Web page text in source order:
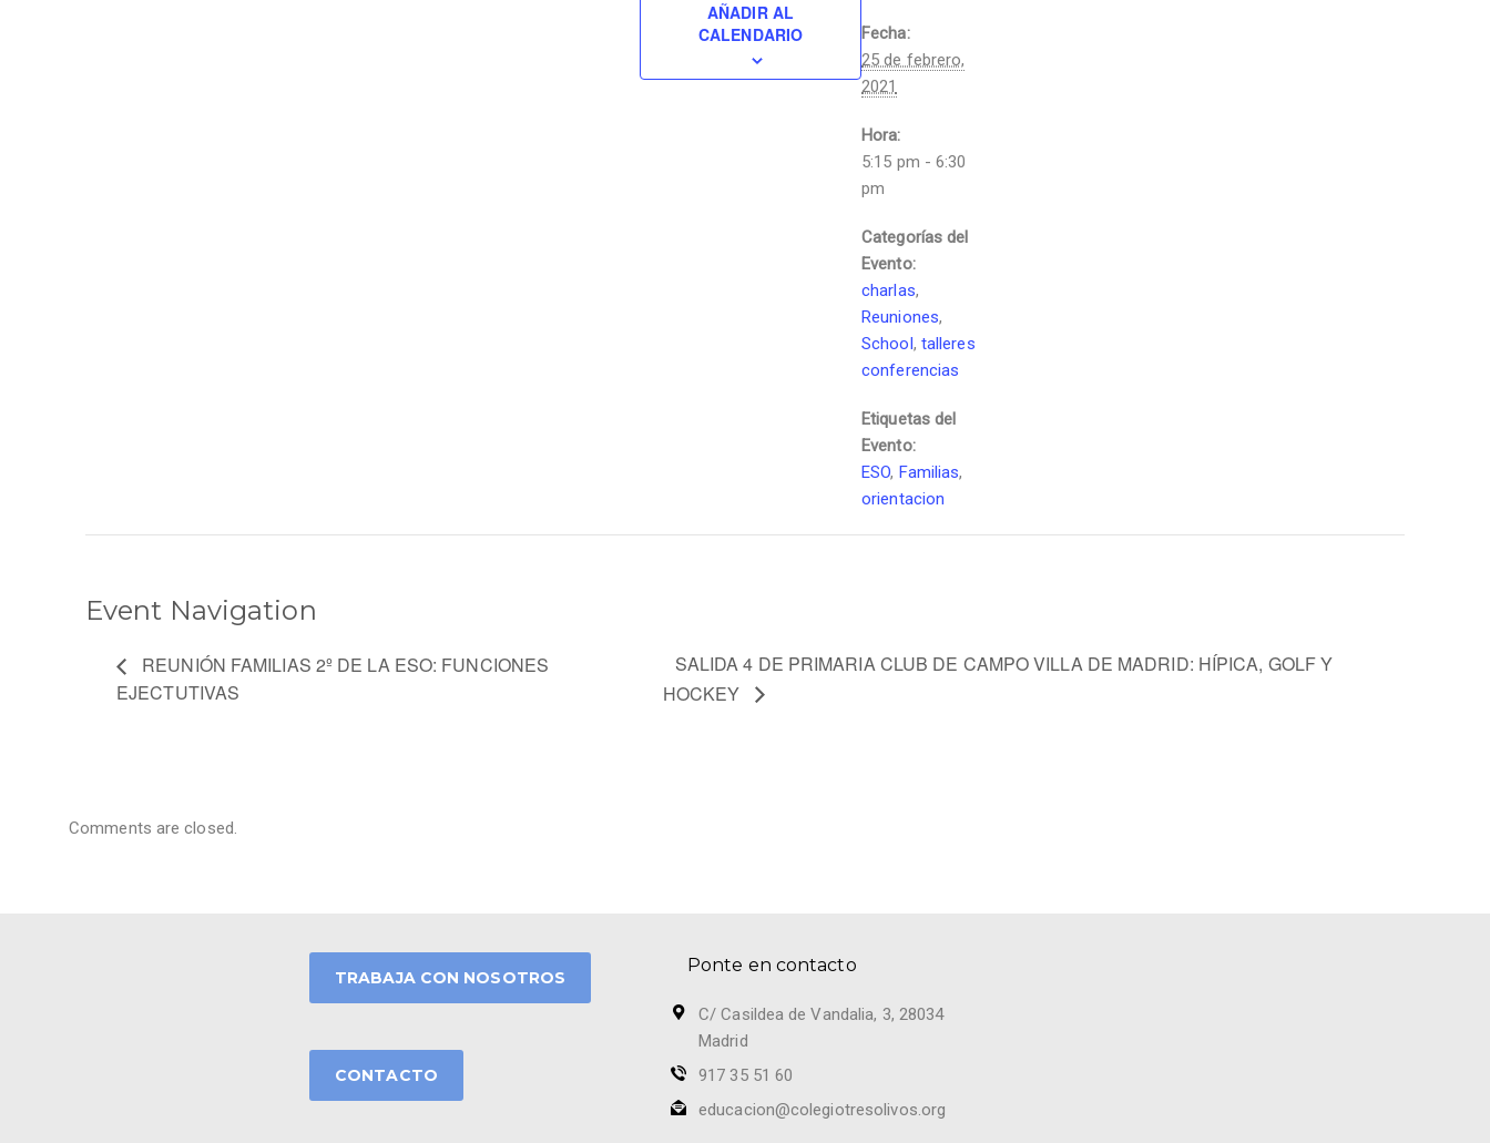
AÑADIR AL
CALENDARIO
Fecha:
25 de febrero,
2021
Hora:
5:15 pm - 6:30
pm
Categorías del
Evento:
charlas,
Reuniones,
School , talleres
conferencias
Etiquetas del
Evento:
ESO, Familias,
orientacion
Event Navigation
REUNIÓN FAMILIAS 2º DE LA ESO: FUNCIONES
EJECTUTIVAS
SALIDA 4 DE PRIMARIA CLUB DE CAMPO VILLA DE MADRID: HÍPICA, GOLF Y
HOCKEY
Comments are closed.
TRABAJA CON NOSOTROS
CONTACTO
Ponte en contacto
C/ Casildea de Vandalia, 3, 28034
Madrid
917 35 51 60
educacion@colegiotresolivos.org